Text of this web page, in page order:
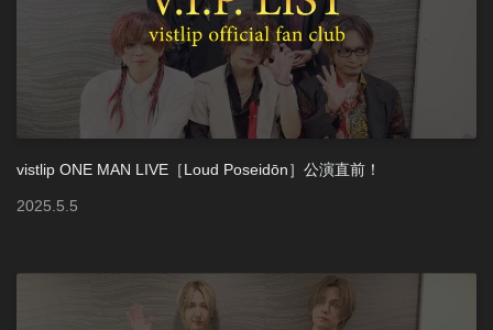
vistlip ONE MAN LIVE［Loud Poseidōn］公演直前！
2025.5.5